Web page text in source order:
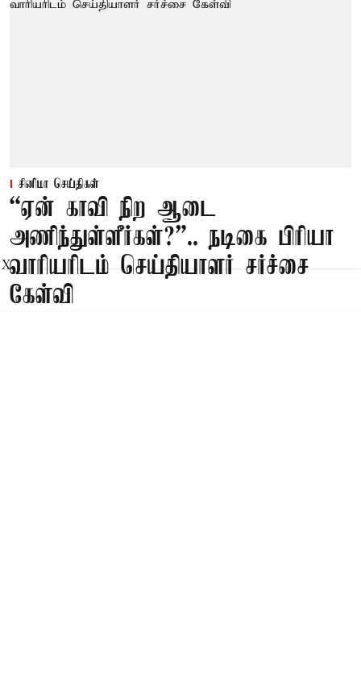
சினிமா செய்திகள்
“ஏன் காவி நிற ஆடை
அணிந்துள்ளீர்கள்?”.. நடிகை பிரியா
வாரியரிடம் செய்தியாளர் சர்ச்சை
கேள்வி
X